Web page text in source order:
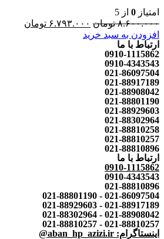
امتیاز 0 از 5
۸.۶۰۰.۰۰۰ تومان ۶.۷۹۳.۰۰۰ تومان
افزودن به سبد خرید
ارتباط با ما
0910-1115862
0910-4343543
021-86097504
021-88917189
021-88908042
021-88801190
021-88929603
021-88302964
021-88810258
021-88810257
021-88810896
ارتباط با ما
0910-1115862
0910-4343543
021-88810896
021-86097504 - 021-88801190
021-88917189 - 021-88929603
021-88908042 - 021-88302964
021-88810257 - 021-88810257
اینستاگرام: aban_hp_azizi.ir@